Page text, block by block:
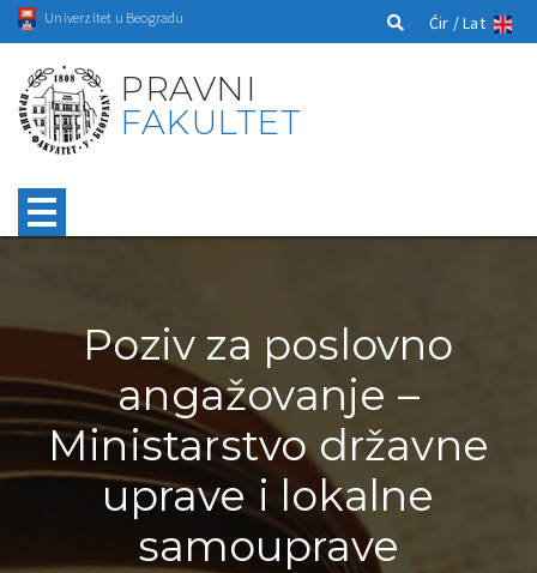
Univerzitet u Beogradu Ćir /Lat
PRAVNI
FAKULTET
Poziv za poslovno
angažovanje –
Ministarstvo državne
uprave i lokalne
samouprave